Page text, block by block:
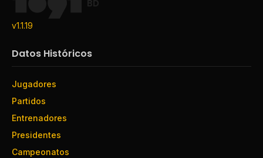
BD
v1.1.19
Datos Históricos
Jugadores
Partidos
Entrenadores
Presidentes
Campeonatos